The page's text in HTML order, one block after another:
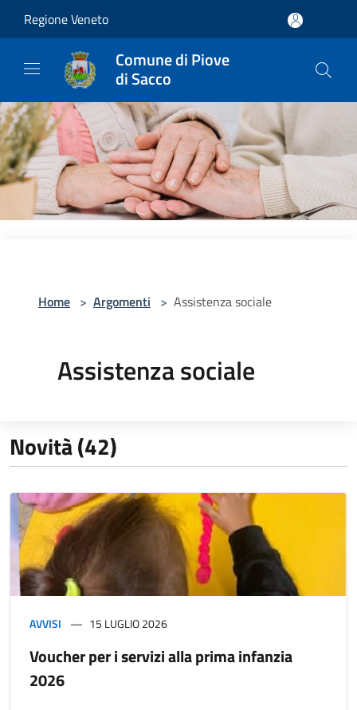
Regione Veneto
Comune di Piove
di Sacco
Home > Argomenti > Assistenza sociale
Assistenza sociale
Novità (42)
AVVISI 15 LUGLIO 2026
Voucher per i servizi alla prima infanzia
2026